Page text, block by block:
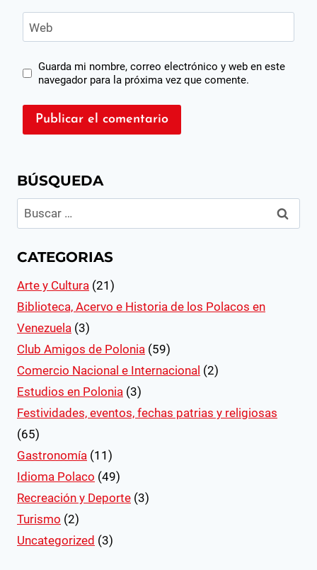
Web
Guarda mi nombre, correo electrónico y web en este
navegador para la próxima vez que comente.
BÚSQUEDA
Buscar:
CATEGORIAS
Arte y Cultura (21)
Biblioteca, Acervo e Historia de los Polacos en
Venezuela (3)
Club Amigos de Polonia (59)
Comercio Nacional e Internacional (2)
Estudios en Polonia (3)
Festividades, eventos, fechas patrias y religiosas
(65)
Gastronomía (11)
Idioma Polaco (49)
Recreación y Deporte (3)
Turismo (2)
Uncategorized (3)